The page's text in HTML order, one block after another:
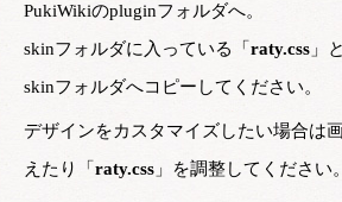
PukiWikiのpluginフォルダへ。
skinフォルダに入っている「 raty.css 」
skinフォルダへコピーしてください。
デザインをカスタマイズしたい場合は
えたり「 raty.css 」を調整してください。